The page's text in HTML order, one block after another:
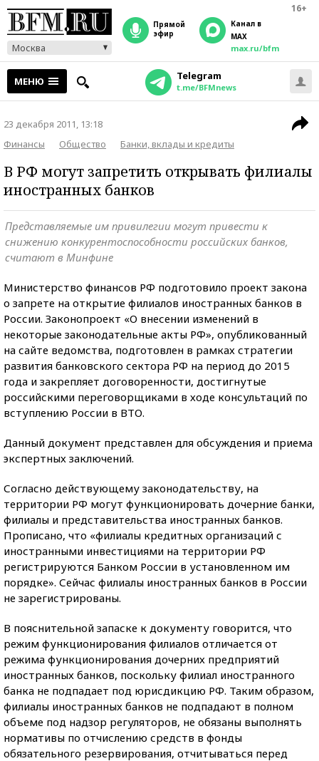
16+
Москва
прямой
эфир
Канал в
MAX
max.ru/bfm
МЕНЮ Telegram
t.me/BFMnews
23 декабря 2011, 13:18
Финансы
Общество Банки, вклады и кредиты
В РФ могут запретить открывать филиалы
иностранных банков
Представляемые им привилегии могут привести к
снижению конкурентоспособности российских банков,
считают в Минфине
Министерство финансов РФ подготовило проект закона
о запрете на открытие филиалов иностранных банков в
России. Законопроект «О внесении изменений в
некоторые законодательные акты РФ», опубликованный
на сайте ведомства, подготовлен в рамках стратегии
развития банковского сектора РФ на период до 2015
года и закрепляет договоренности, достигнутые
российскими переговорщиками в ходе консультаций по
вступлению России в ВТО.
Данный документ представлен для обсуждения и приема
экспертных заключений.
Согласно действующему законодательству, на
территории РФ могут функционировать дочерние банки,
филиалы и представительства иностранных банков.
Прописано, что «филиалы кредитных организаций с
иностранными инвестициями на территории РФ
регистрируются Банком России в установленном им
порядке». Сейчас филиалы иностранных банков в России
не зарегистрированы.
В пояснительной запаске к документу говорится, что
режим функционирования филиалов отличается от
режима функционирования дочерних предприятий
иностранных банков, поскольку филиал иностранного
банка не подпадает под юрисдикцию РФ. Таким образом,
филиалы иностранных банков не подпадают в полном
объеме под надзор регуляторов, не обязаны выполнять
нормативы по отчислению средств в фонды
обязательного резервирования, отчитываться перед